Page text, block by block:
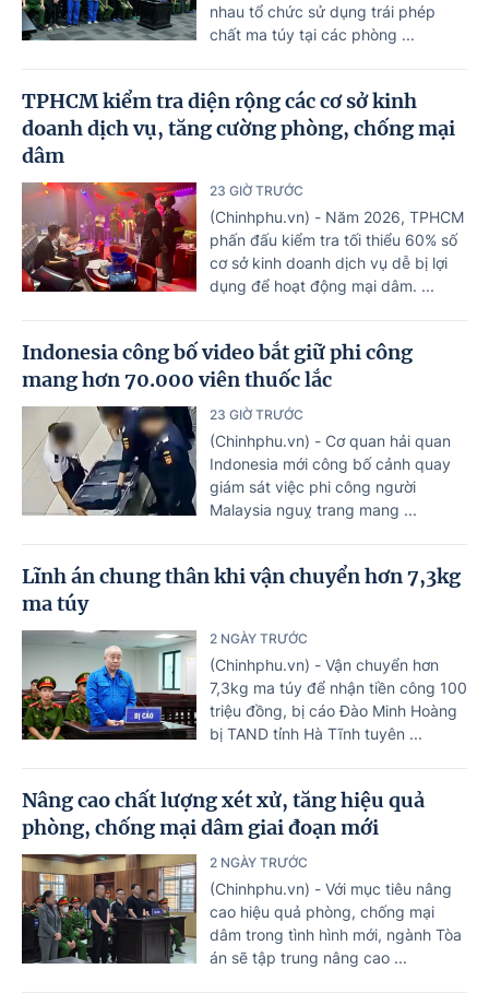
nhau tổ chức sử dụng trái phép
chất ma túy tại các phòng ...
TPHCM kiểm tra diện rộng các cơ sở kinh
doanh dịch vụ, tăng cường phòng, chống mại
dâm
23 GIỜ TRƯỚC
(Chinhphu.vn) - Năm 2026, TPHCM
phấn đấu kiểm tra tối thiểu 60% số
cơ sở kinh doanh dịch vụ dễ bị lợi
dụng để hoạt động mại dâm. ...
Indonesia công bố video bắt giữ phi công
mang hơn 70.000 viên thuốc lắc
23 GIỜ TRƯỚC
(Chinhphu.vn) - Cơ quan hải quan
Indonesia mới công bố cảnh quay
giám sát việc phi công người
Malaysia nguỵ trang mang ...
Lĩnh án chung thân khi vận chuyển hơn 7,3kg
ma túy
2 NGÀY TRƯỚC
(Chinhphu.vn) - Vận chuyển hơn
7,3kg ma túy để nhận tiền công 100
triệu đồng, bị cáo Đào Minh Hoàng
bị TAND tỉnh Hà Tĩnh tuyên ...
Nâng cao chất lượng xét xử, tăng hiệu quả
phòng, chống mại dâm giai đoạn mới
2 NGÀY TRƯỚC
(Chinhphu.vn) - Với mục tiêu nâng
cao hiệu quả phòng, chống mại
dâm trong tình hình mới, ngành Tòa
án sẽ tập trung nâng cao ...